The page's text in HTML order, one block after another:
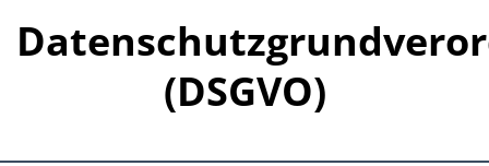
(DSGVO)